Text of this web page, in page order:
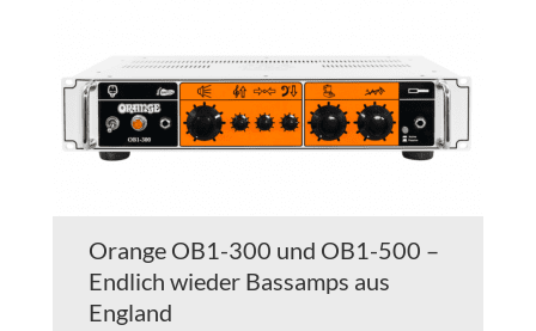
Orange OB1-300 und OB1-500 –
Endlich wieder Bassamps aus
England